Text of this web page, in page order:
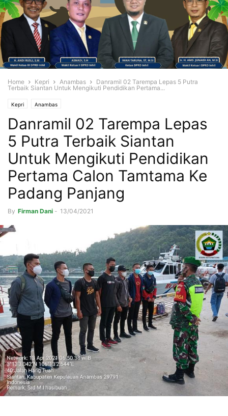
Home Kepri Anambas
Danramil 02 Tarempa Lepas 5 Putra
Terbaik Siantan Untuk Mengikuti Pendidikan Pertama...
Kepri Anambas
Danramil 02 Tarempa Lepas
5 Putra Terbaik Siantan
Untuk Mengikuti Pendidikan
Pertama Calon Tamtama Ke
Padang Panjang
By Firman Dani - 13/04/2021